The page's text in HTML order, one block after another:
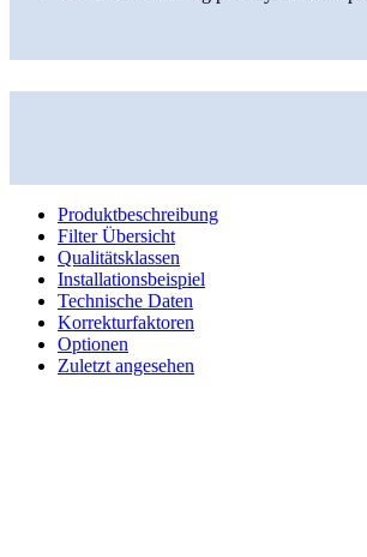
Produktbeschreibung
Filter Übersicht
Qualitätsklassen
Installationsbeispiel
Technische Daten
Korrekturfaktoren
Optionen
Zuletzt angesehen